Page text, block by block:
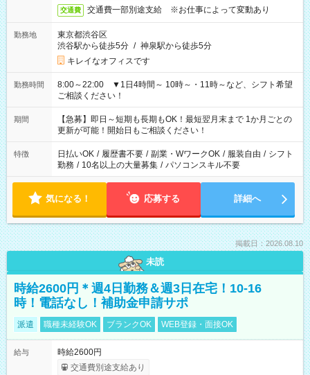
交通費 交通費一部別途支給 ※お仕事によって変動あり
勤務地
東京都渋谷区
渋谷駅から徒歩5分 / 神泉駅から徒歩5分
キレイなオフィスです
勤務時間
8:00～22:00 ▼1日4時間～ 10時～・11時～など、シフト希望
ご相談ください！
期間
【急募】即日～短期も長期もOK！最短翌月末まで 1か月ごとの
更新が可能！開始日もご相談ください！
特徴 日払いOK / 履歴書不要 / 副業・WワークOK / 服装自由 / シフト
勤務 / 10名以上の大量募集 / パソコンスキル不要
気になる！ 応募する 詳細へ
掲載日：2026.08.10
未読
時給2600円＊週4日勤務＆週3日在宅！10-16
時！電話なし！補助金申請サポ
派遣 職種未経験OK ブランクOK WEB登録・面接OK
給与
時給2600円
交通費別途支給あり